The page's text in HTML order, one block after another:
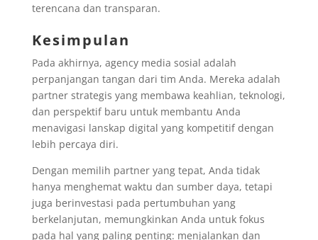
terencana dan transparan.
Kesimpulan
Pada akhirnya, agency media sosial adalah
perpanjangan tangan dari tim Anda. Mereka adalah
partner strategis yang membawa keahlian, teknologi,
dan perspektif baru untuk membantu Anda
menavigasi lanskap digital yang kompetitif dengan
lebih percaya diri.
Dengan memilih partner yang tepat, Anda tidak
hanya menghemat waktu dan sumber daya, tetapi
juga berinvestasi pada pertumbuhan yang
berkelanjutan, memungkinkan Anda untuk fokus
pada hal yang paling penting: menjalankan dan